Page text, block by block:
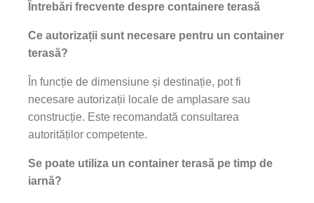
Întrebări frecvente despre containere terasă
Ce autorizații sunt necesare pentru un container
terasă?
În funcție de dimensiune și destinație, pot fi
necesare autorizații locale de amplasare sau
construcție. Este recomandată consultarea
autorităților competente.
Se poate utiliza un container terasă pe timp de
iarnă?